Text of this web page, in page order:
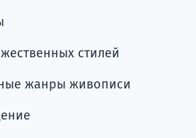
стилей
жанры живописи